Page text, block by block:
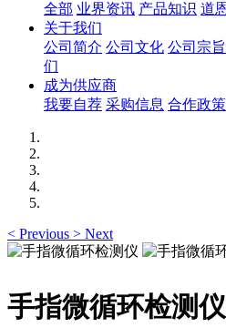
全部 业界资讯 产品知识 道
关于我们
公司简介 公司文化 公司宗旨
们
成为供应商
我要自荐 采购信息 合作政策
< Previous > Next
手指微循环检测仪